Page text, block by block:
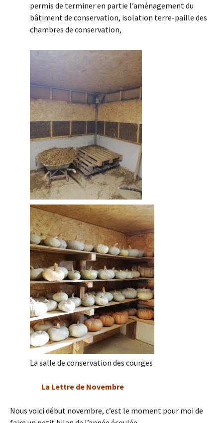
permis de terminer en partie l’aménagement du
bâtiment de conservation, isolation terre-paille des
chambres de conservation,
La salle de conservation des courges
La Lettre de Novembre
Nous voici début novembre, c’est le moment pour moi de